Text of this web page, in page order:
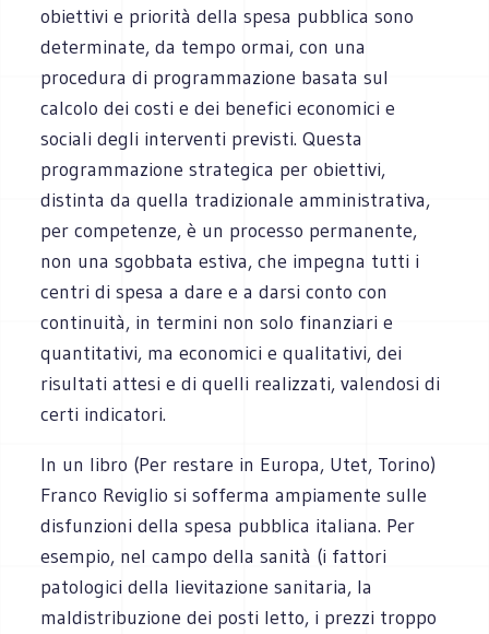
obiettivi e priorità della spesa pubblica sono
determinate, da tempo ormai, con una
procedura di programmazione basata sul
calcolo dei costi e dei benefici economici e
sociali degli interventi previsti. Questa
programmazione strategica per obiettivi,
distinta da quella tradizionale amministrativa,
per competenze, è un processo permanente,
non una sgobbata estiva, che impegna tutti i
centri di spesa a dare e a darsi conto con
continuità, in termini non solo finanziari e
quantitativi, ma economici e qualitativi, dei
risultati attesi e di quelli realizzati, valendosi di
certi indicatori.
In un libro (Per restare in Europa, Utet, Torino)
Franco Reviglio si sofferma ampiamente sulle
disfunzioni della spesa pubblica italiana. Per
esempio, nel campo della sanità (i fattori
patologici della lievitazione sanitaria, la
maldistribuzione dei posti letto, i prezzi troppo